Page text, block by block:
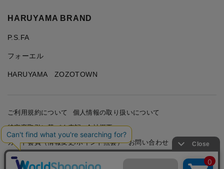
HARUYAMA BRAND
P.S.FA
フォーエル
HARUYAMA ZOZOTOWN
ご利用規約について
個人情報の取り扱いについて
特定商取引に基づく表記
会社概要
カード会員（情報変更/ポイント照会）
お問い合わせ